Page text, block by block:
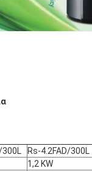
300L
Rs-4.2FAD/300L
1,2 KW